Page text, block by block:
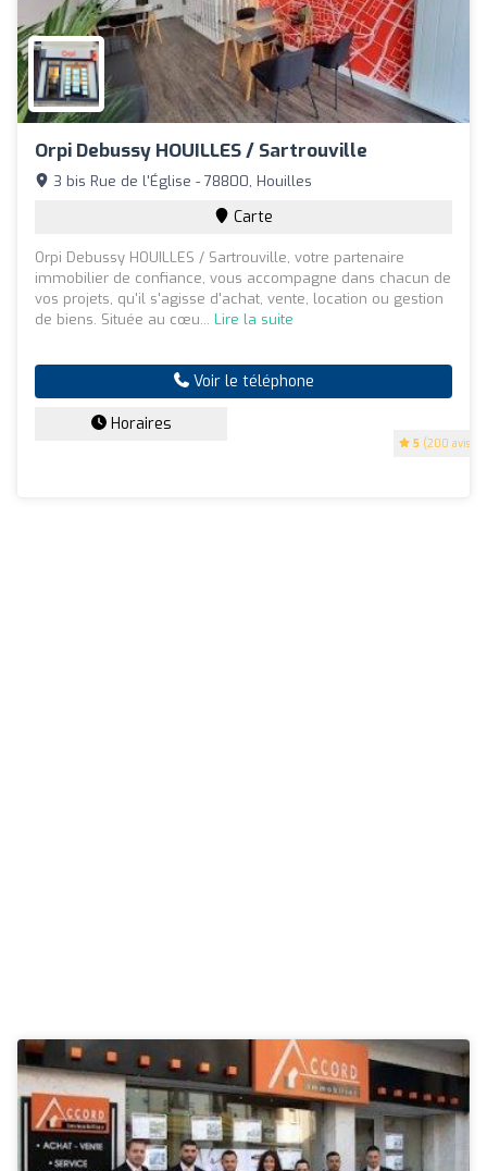
Orpi Debussy HOUILLES / Sartrouville
5 (200 avis)
3 bis Rue de l'Église - 78800, Houilles
Carte
Orpi Debussy HOUILLES / Sartrouville, votre partenaire
immobilier de confiance, vous accompagne dans chacun de
vos projets, qu'il s'agisse d'achat, vente, location ou gestion
de biens. Située au cœu... Lire la suite
Voir le téléphone
Horaires